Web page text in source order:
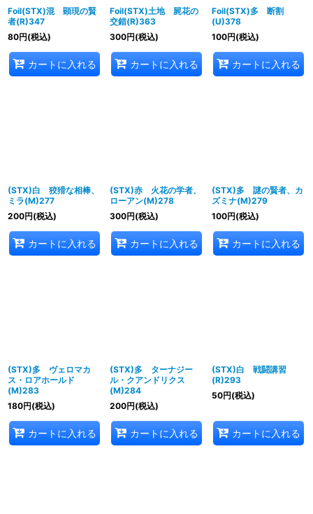
Foil(STX)混 顕現の賢
者(R)347
80円(税込)
カートに入れる
Foil(STX)土地 屍花の
交錯(R)363
300円(税込)
カートに入れる
Foil(STX)多 断割
(U)378
100円(税込)
カートに入れる
(STX)白 狡猾な相棒、
ミラ(M)277
200円(税込)
カートに入れる
(STX)赤 火花の学者、
ローアン(M)278
300円(税込)
カートに入れる
(STX)多 謎の賢者、カ
ズミナ(M)279
100円(税込)
カートに入れる
(STX)多 ヴェロマカ
ス・ロアホールド
(M)283
180円(税込)
カートに入れる
(STX)多 ターナジー
ル・クアンドリクス
(M)284
200円(税込)
カートに入れる
(STX)白 戦闘講習
(R)293
50円(税込)
カートに入れる